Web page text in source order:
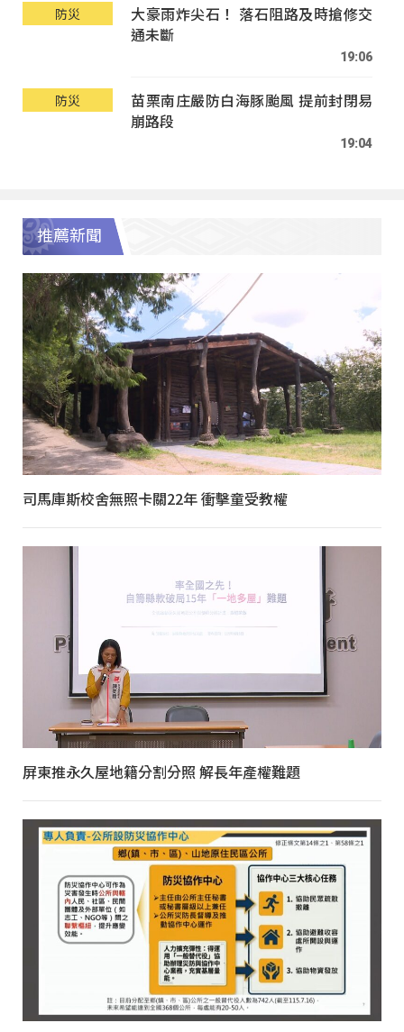
防災
大豪雨炸尖石！ 落石阻路及時搶修交
通未斷
19:06
防災
苗栗南庄嚴防白海豚颱風 提前封閉易
崩路段
19:04
推薦新聞
司馬庫斯校舍無照卡關22年 衝擊童受教權
屏東推永久屋地籍分割分照 解長年產權難題